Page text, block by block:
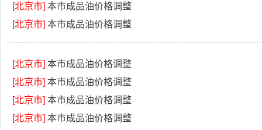
[北京市] 本市成品油价格调整
[北京市] 本市成品油价格调整
[北京市] 本市成品油价格调整
[北京市] 本市成品油价格调整
[北京市] 本市成品油价格调整
[北京市] 本市成品油价格调整